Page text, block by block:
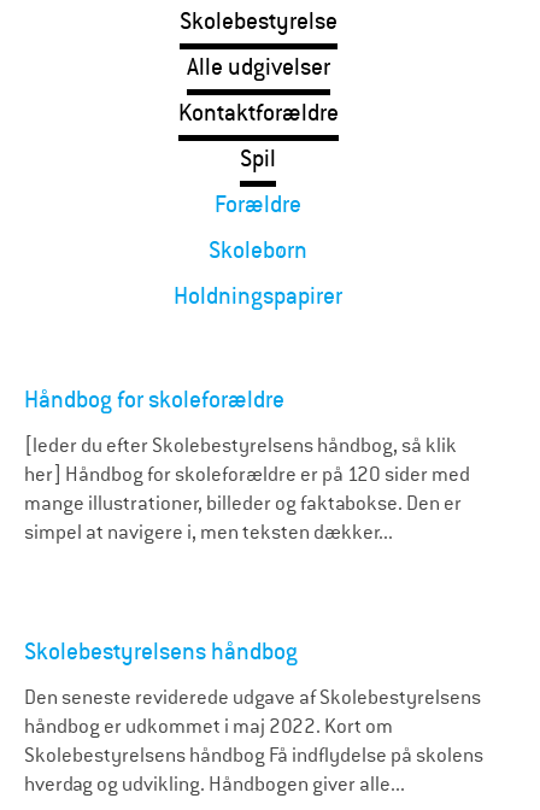
Skolebestyrelse
Alle udgivelser
Kontaktforældre
Spil
Forældre
Skolebørn
Holdningspapirer
Håndbog for skoleforældre
[leder du efter Skolebestyrelsens håndbog, så klik
her] Håndbog for skoleforældre er på 120 sider med
mange illustrationer, billeder og faktabokse. Den er
simpel at navigere i, men teksten dækker...
Skolebestyrelsens håndbog
Den seneste reviderede udgave af Skolebestyrelsens
håndbog er udkommet i maj 2022. Kort om
Skolebestyrelsens håndbog Få indflydelse på skolens
hverdag og udvikling. Håndbogen giver alle...